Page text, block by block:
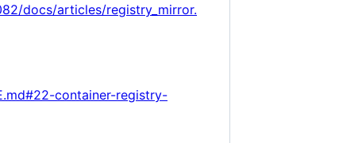
docs/articles/registry_mirror.
container-registry-